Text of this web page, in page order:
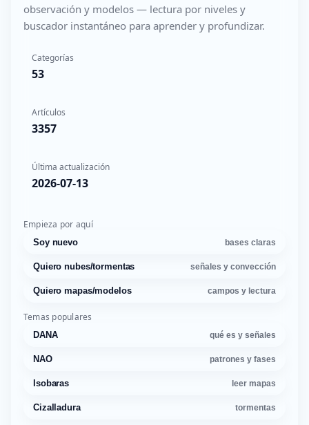
observación y modelos — lectura por niveles y
buscador instantáneo para aprender y profundizar.
Categorías
53
Artículos
3357
Última actualización
2026-07-13
Empieza por aquí
Soy nuevo bases claras
Quiero nubes/tormentas señales y convección
Quiero mapas/modelos campos y lectura
Temas populares
DANA qué es y señales
NAO patrones y fases
Isobaras leer mapas
Cizalladura tormentas